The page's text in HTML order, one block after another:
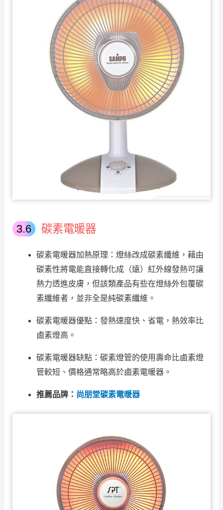
碳素電暖器
碳素電暖器加熱原理：燈絲改成碳素纖維，藉由
碳素性將電能直接轉化成（遠）紅外線發熱可讓
熱力透進皮膚，但該類產品有些在燈絲外包覆碳
素纖維者，並非全是純碳素纖維。
碳素電暖器優點：發熱速度快、省電，熱效率比
鹵素燈高。
碳素電暖器缺點：碳素燈管的使用壽命比鹵素燈
管較短、價格通常略高於鹵素電暖器。
推薦品牌： 尚朋堂碳素電暖器